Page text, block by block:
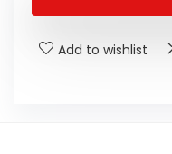
Add to wishlist